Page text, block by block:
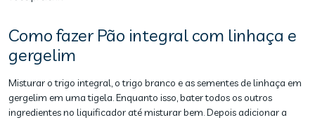
Como fazer Pão integral com linhaça e
gergelim
Misturar o trigo integral, o trigo branco e as sementes de linhaça em
gergelim em uma tigela. Enquanto isso, bater todos os outros
ingredientes no liquificador até misturar bem. Depois adicionar a